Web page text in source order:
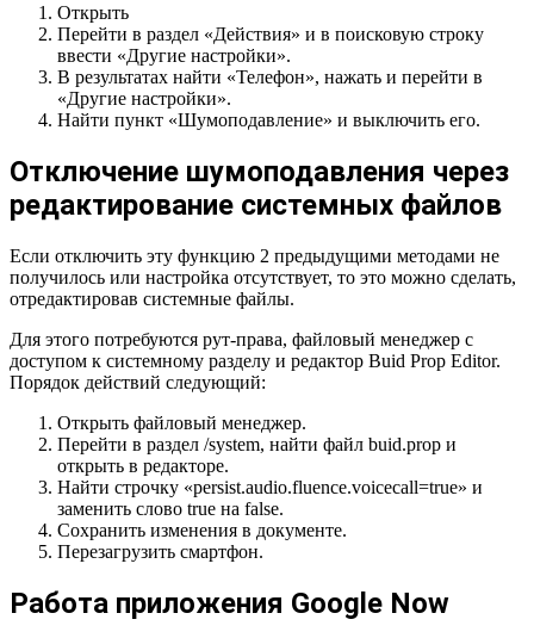
Открыть
Перейти в раздел «Действия» и в поисковую строку
ввести «Другие настройки».
В результатах найти «Телефон», нажать и перейти в
«Другие настройки».
Найти пункт «Шумоподавление» и выключить его.
Отключение шумоподавления через
редактирование системных файлов
Если отключить эту функцию 2 предыдущими методами не
получилось или настройка отсутствует, то это можно сделать,
отредактировав системные файлы.
Для этого потребуются рут-права, файловый менеджер с
доступом к системному разделу и редактор Buid Prop Editor.
Порядок действий следующий:
Открыть файловый менеджер.
Перейти в раздел /system, найти файл buid.prop и
открыть в редакторе.
Найти строчку «persist.audio.fluence.voicecall=true» и
заменить слово true на false.
Сохранить изменения в документе.
Перезагрузить смартфон.
Работа приложения Google Now